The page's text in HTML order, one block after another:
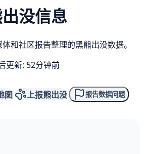
出没信息
和社区报告整理的黑熊出没数据。
更新: 52分钟前
图 上报熊出没 报告数据问题